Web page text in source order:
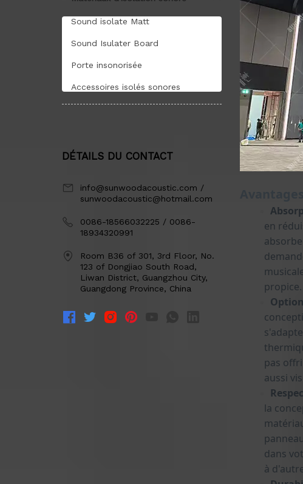
Sound isolate Matt
Sound Isulater Board
Porte insonorisée
Accessoires isolés sonores
DÉTAILS DU CONTACT
info@sunwoodacoustic.com /
sunwoodacoustic@hotmail.com
0086-18566032225 / 0086-
18934320991
Room B36 of 301, 3rd Floor, No.
123 of Dongjiao South Road,
Liwan District, Guangzhou City,
Guangdong Province, China